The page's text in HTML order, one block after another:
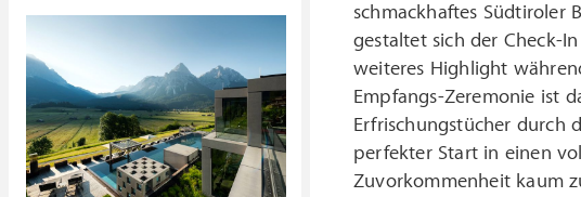
schmackhaftes Südtiroler
gestaltet sich der Check-
weiteres Highlight
Empfangs-Zeremonie ist
Erfrischungstücher durch
perfekter Start in einen
Zuvorkommenheit kaum